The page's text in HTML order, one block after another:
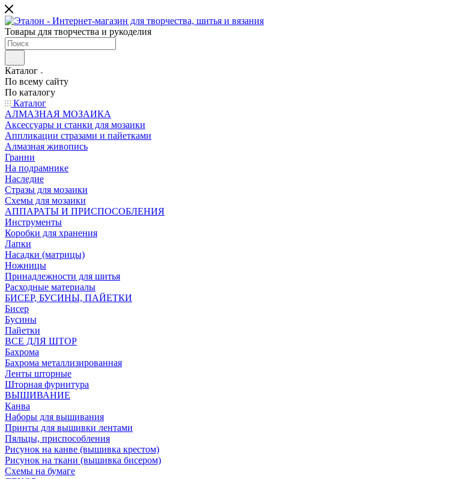
Товары для творчества и рукоделия
Каталог
По всему сайту
По каталогу
Каталог
АЛМАЗНАЯ МОЗАИКА
Аксессуары и станки для мозаики
Аппликации стразами и пайетками
Алмазная живопись
Гранни
На подрамнике
Наследие
Стразы для мозаики
Схемы для мозаики
АППАРАТЫ И ПРИСПОСОБЛЕНИЯ
Инструменты
Коробки для хранения
Лапки
Насадки (матрицы)
Ножницы
Принадлежности для шитья
Расходные материалы
БИСЕР, БУСИНЫ, ПАЙЕТКИ
Бисер
Бусины
Пайетки
ВСЕ ДЛЯ ШТОР
Бахрома
Бахрома металлизированная
Ленты шторные
Шторная фурнитура
ВЫШИВАНИЕ
Канва
Наборы для вышивания
Принты для вышивки лентами
Пяльцы, приспособления
Рисунок на канве (вышивка крестом)
Рисунок на ткани (вышивка бисером)
Схемы на бумаге